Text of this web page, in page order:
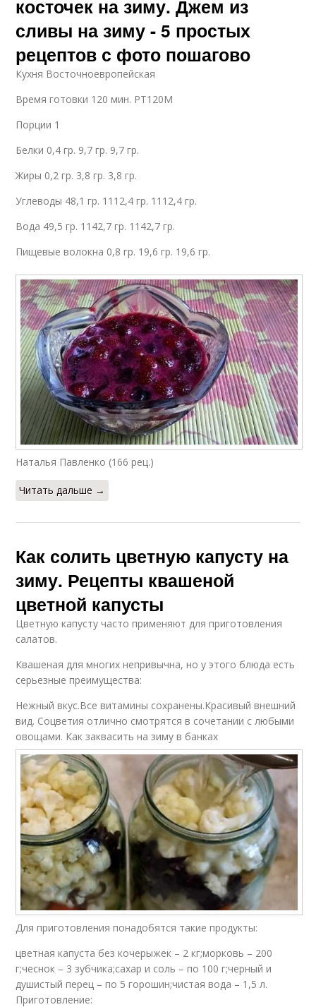
косточек на зиму. Джем из
сливы на зиму - 5 простых
рецептов с фото пошагово
Кухня Восточноевропейская
Время готовки 120 мин. PT120M
Порции 1
Белки 0,4 гр. 9,7 гр. 9,7 гр.
Жиры 0,2 гр. 3,8 гр. 3,8 гр.
Углеводы 48,1 гр. 1112,4 гр. 1112,4 гр.
Вода 49,5 гр. 1142,7 гр. 1142,7 гр.
Пищевые волокна 0,8 гр. 19,6 гр. 19,6 гр.
Наталья Павленко (166 рец.)
Читать дальше →
Как солить цветную капусту на
зиму. Рецепты квашеной
цветной капусты
Цветную капусту часто применяют для приготовления
салатов.
Квашеная для многих непривычна, но у этого блюда есть
серьезные преимущества:
Нежный вкус.Все витамины сохранены.Красивый внешний
вид. Соцветия отлично смотрятся в сочетании с любыми
овощами. Как заквасить на зиму в банках
Для приготовления понадобятся такие продукты:
цветная капуста без кочерыжек – 2 кг;морковь – 200
г;чеснок – 3 зубчика;сахар и соль – по 100 г;черный и
душистый перец – по 5 горошин;чистая вода – 1,5 л.
Приготовление: